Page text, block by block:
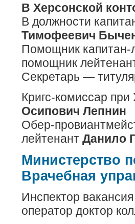
В Херсонской
В должности
Тимофеевич
Помощник капитан-
помощник
Секретарь —
Кригс-комиссар при
Осипович Лепнин
Обер-
лейтенантДанило
Министерство
Врачебная
Инспектор вакансия
оператор доктор